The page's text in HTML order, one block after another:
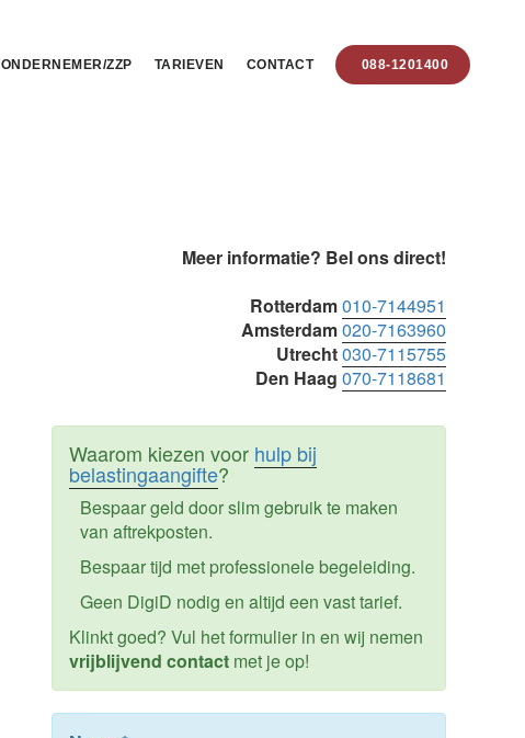
ONDERNEMER/ZZP TARIEVEN CONTACT 088-1201400
Meer informatie? Bel ons direct!
Rotterdam010-7144951
Amsterdam020-7163960
Utrecht030-7115755
Den Haag 070-7118681
Waarom kiezen voor hulp bij
belastingaangifte?
Bespaar geld door slim gebruik te maken
van aftrekposten.
Bespaar tijd met professionele begeleiding.
Geen DigiD nodig en altijd een vast tarief.
Klinkt goed? Vul het formulier in en wij nemen
vrijblijvend contact met je op!